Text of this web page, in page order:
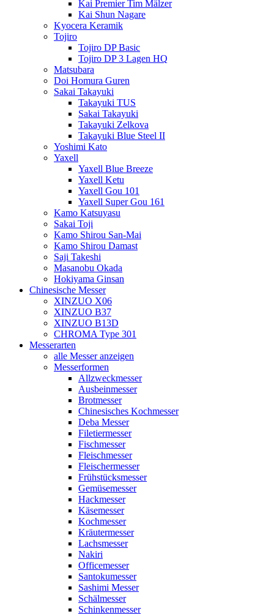
Kai Premier Tim Mälzer
Kai Shun Nagare
Kyocera Keramik
Tojiro
Tojiro DP Basic
Tojiro DP 3 Lagen HQ
Matsubara
Doi Homura Guren
Sakai Takayuki
Takayuki TUS
Sakai Takayuki
Takayuki Zelkova
Takayuki Blue Steel II
Yoshimi Kato
Yaxell
Yaxell Blue Breeze
Yaxell Ketu
Yaxell Gou 101
Yaxell Super Gou 161
Kamo Katsuyasu
Sakai Toji
Kamo Shirou San-Mai
Kamo Shirou Damast
Saji Takeshi
Masanobu Okada
Hokiyama Ginsan
Chinesische Messer
XINZUO X06
XINZUO B37
XINZUO B13D
CHROMA Type 301
Messerarten
alle Messer anzeigen
Messerformen
Allzweckmesser
Ausbeinmesser
Brotmesser
Chinesisches Kochmesser
Deba Messer
Filetiermesser
Fischmesser
Fleischmesser
Fleischermesser
Frühstücksmesser
Gemüsemesser
Hackmesser
Käsemesser
Kochmesser
Kräutermesser
Lachsmesser
Nakiri
Officemesser
Santokumesser
Sashimi Messer
Schälmesser
Schinkenmesser